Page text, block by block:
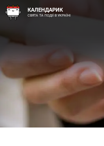
КАЛЕНДАРИК
СВЯТА ТА ПОДІЇ В УКРАЇНІ